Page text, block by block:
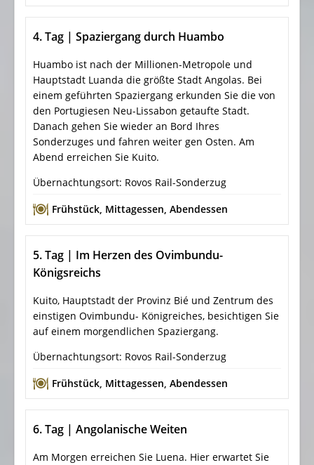
4. Tag | Spaziergang durch Huambo
Huambo ist nach der Millionen-Metropole und
Hauptstadt Luanda die größte Stadt Angolas. Bei
einem geführten Spaziergang erkunden Sie die von
den Portugiesen Neu-Lissabon getaufte Stadt.
Danach gehen Sie wieder an Bord Ihres
Sonderzuges und fahren weiter gen Osten. Am
Abend erreichen Sie Kuito.
Übernachtungsort: Rovos Rail-Sonderzug
Frühstück, Mittagessen, Abendessen
5. Tag | Im Herzen des Ovimbundu-
Königsreichs
Kuito, Hauptstadt der Provinz Bié und Zentrum des
einstigen Ovimbundu- Königreiches, besichtigen Sie
auf einem morgendlichen Spaziergang.
Übernachtungsort: Rovos Rail-Sonderzug
Frühstück, Mittagessen, Abendessen
6. Tag | Angolanische Weiten
Am Morgen erreichen Sie Luena. Hier erwartet Sie